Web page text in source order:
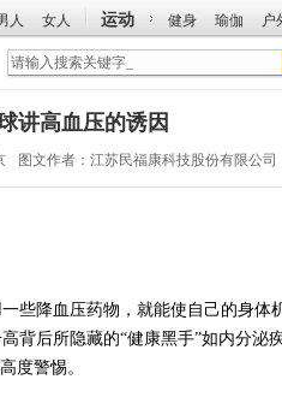
人 女人 运动 健身 瑜伽 户
讲高血压的诱因
图文作者： 江苏民福康科技股份有限公司
降血压药物，就能使自己的身体
背后所隐藏的“健康黑手”如内分泌
度警惕。